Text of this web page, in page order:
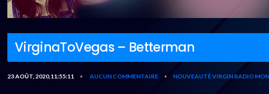
VirginaToVegas – Betterman
23 AOÛT, 2020,11:55:11 • AUCUN COMMENTAIRE • NOUVEAUTÉ VIRGIN RADIO